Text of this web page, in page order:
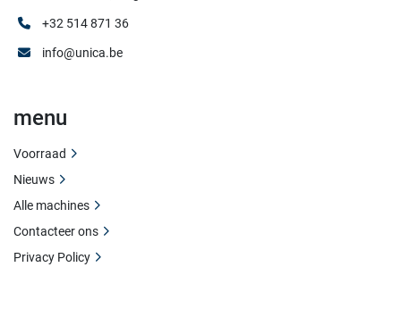
+32 514 871 36
info@unica.be
menu
Voorraad
Nieuws
Alle machines
Contacteer ons
Privacy Policy